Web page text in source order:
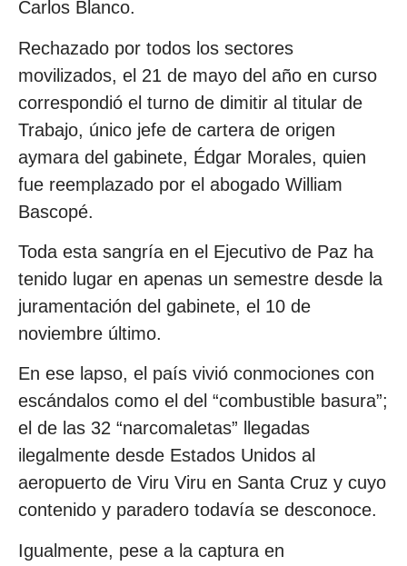
Carlos Blanco.
Rechazado por todos los sectores
movilizados, el 21 de mayo del año en curso
correspondió el turno de dimitir al titular de
Trabajo, único jefe de cartera de origen
aymara del gabinete, Édgar Morales, quien
fue reemplazado por el abogado William
Bascopé.
Toda esta sangría en el Ejecutivo de Paz ha
tenido lugar en apenas un semestre desde la
juramentación del gabinete, el 10 de
noviembre último.
En ese lapso, el país vivió conmociones con
escándalos como el del “combustible basura”;
el de las 32 “narcomaletas” llegadas
ilegalmente desde Estados Unidos al
aeropuerto de Viru Viru en Santa Cruz y cuyo
contenido y paradero todavía se desconoce.
Igualmente, pese a la captura en